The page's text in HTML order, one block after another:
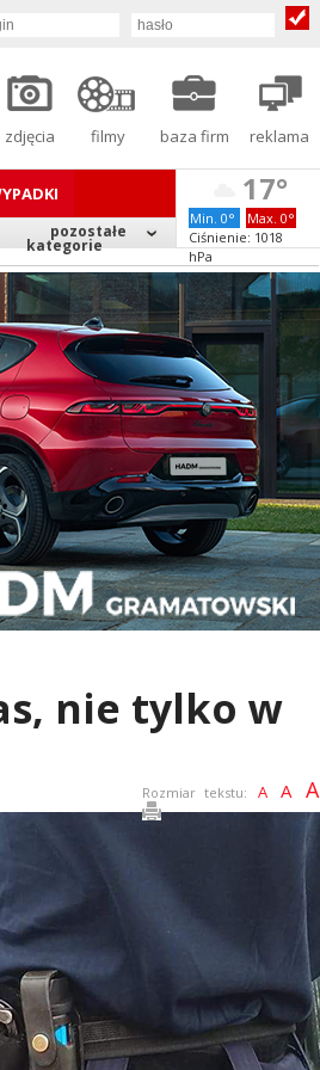
zdjęcia filmy baza firm reklama
pozostałe
kategorie
17°
Min. 0°
Max. 0°
Ciśnienie: 1018
hPa
nie tylko w
Rozmiar tekstu: A A A